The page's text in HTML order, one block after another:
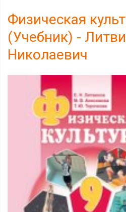
Физическая
(Учебник) -
Николаевич